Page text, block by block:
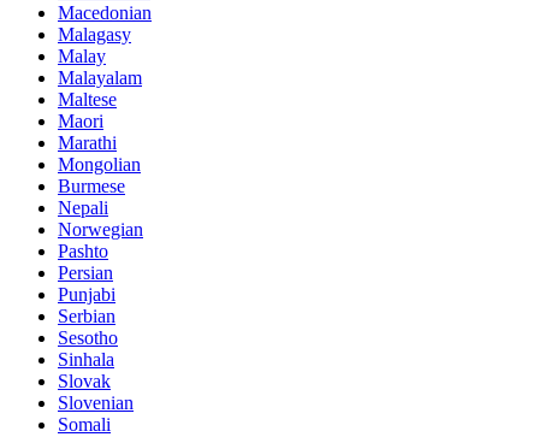
Macedonian
Malagasy
Malay
Malayalam
Maltese
Maori
Marathi
Mongolian
Burmese
Nepali
Norwegian
Pashto
Persian
Punjabi
Serbian
Sesotho
Sinhala
Slovak
Slovenian
Somali